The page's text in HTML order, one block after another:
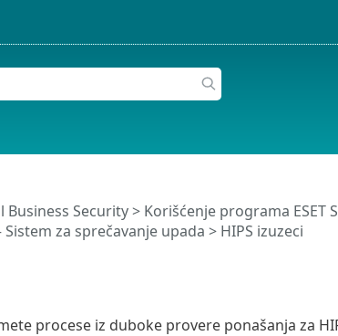
Business Security> Korišćenje programa ESET
Sistem za sprečavanje upada > HIPS izuzeci
procese iz duboke provere ponašanja za